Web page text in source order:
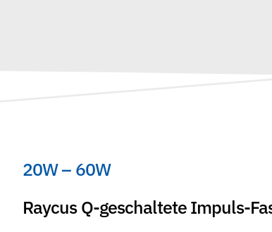
20W – 60W
Raycus Q-geschaltete Impuls-